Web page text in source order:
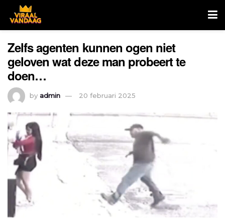
Zelfs agenten kunnen ogen niet
geloven wat deze man probeert te
doen…
by admin 20 februari 2025